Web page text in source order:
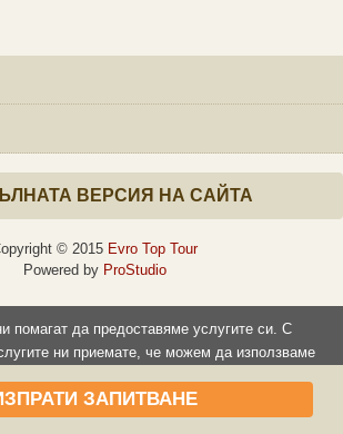
ЗАПИТВАНЕ
ВЕРСИЯ НА САЙТА
© 2015 Evro Top Tour
Powered by ProStudio
ни помагат да предоставяме услугите си. С
ни приемате, че можем да използваме
повече Съгласен съм